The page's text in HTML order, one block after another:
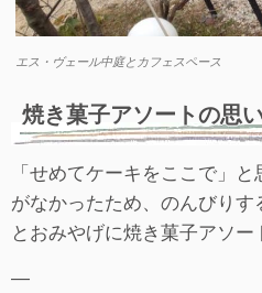
エス・ヴェール中庭とカフェスペース
焼き菓子アソートの思
「せめてケーキをここで」
がなかったため、のんびり
とおみやげに焼き菓子アソー
―